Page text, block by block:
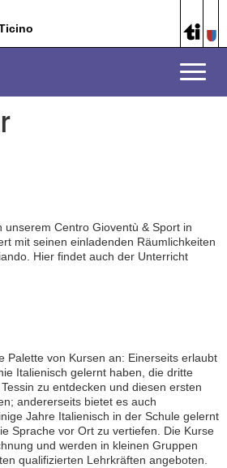
Toggle
unserem Centro Gioventù & Sport in
mit seinen einladenden Räumlichkeiten
Hier findet auch der Unterricht
Palette von Kursen an: Einerseits erlaubt
Italienisch gelernt haben, die dritte
zu entdecken und diesen ersten
andererseits bietet es auch
Jahre Italienisch in der Schule gelernt
Sprache vor Ort zu vertiefen. Die Kurse
und werden in kleinen Gruppen
qualifizierten Lehrkräften angeboten.